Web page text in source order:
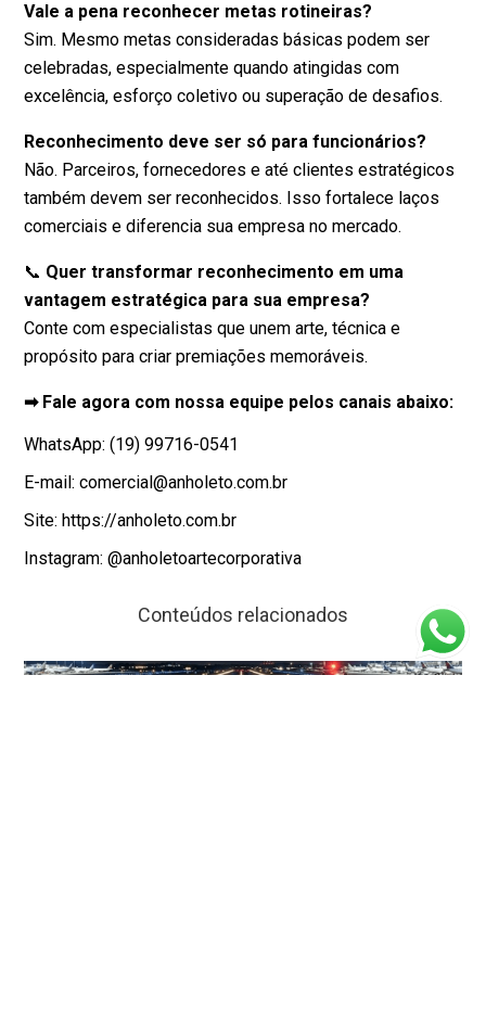
Vale a pena reconhecer metas rotineiras?
Sim. Mesmo metas consideradas básicas podem ser
celebradas, especialmente quando atingidas com
excelência, esforço coletivo ou superação de desafios.
Reconhecimento deve ser só para funcionários?
Não. Parceiros, fornecedores e até clientes estratégicos
também devem ser reconhecidos. Isso fortalece laços
comerciais e diferencia sua empresa no mercado.
📞 Quer transformar reconhecimento em uma
vantagem estratégica para sua empresa?
Conte com especialistas que unem arte, técnica e
propósito para criar premiações memoráveis.
➡ Fale agora com nossa equipe pelos canais abaixo:
WhatsApp: (19) 99716-0541
E-mail: comercial@anholeto.com.br
Site: https://anholeto.com.br
Instagram: @anholetoartecorporativa
Conteúdos relacionados